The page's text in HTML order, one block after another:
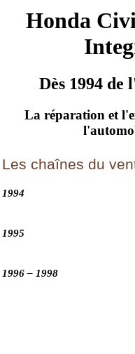
Honda
Dès 1994 de
La réparation et
Les chaînes du
1994
1995
1996 – 1998